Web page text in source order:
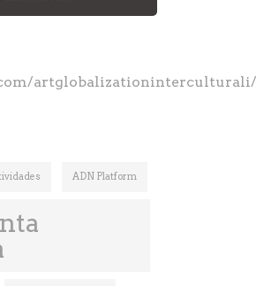
artglobalizationinterculturali/
ADN Platform